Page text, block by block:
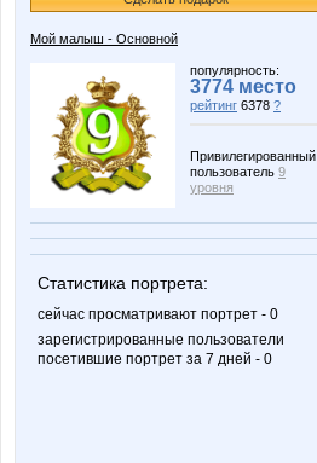
Мой малыш - Основной
популярность:
3774 место
рейтинг 6378 ?
Привилегированный
пользователь 9
уровня
Статистика портрета:
сейчас просматривают портрет - 0
зарегистрированные пользователи
посетившие портрет за 7 дней - 0